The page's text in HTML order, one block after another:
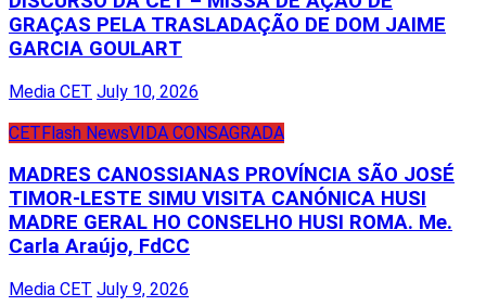
GRAÇAS PELA TRASLADAÇÃO DE DOM JAIME
GARCIA GOULART
Media CET July 10, 2026
CETFlash NewsVIDA CONSAGRADA
MADRES CANOSSIANAS PROVÍNCIA SÃO JOSÉ
TIMOR-LESTE SIMU VISITA CANÓNICA HUSI
MADRE GERAL HO CONSELHO HUSI ROMA. Me.
Carla Araújo, FdCC
Media CET July 9, 2026